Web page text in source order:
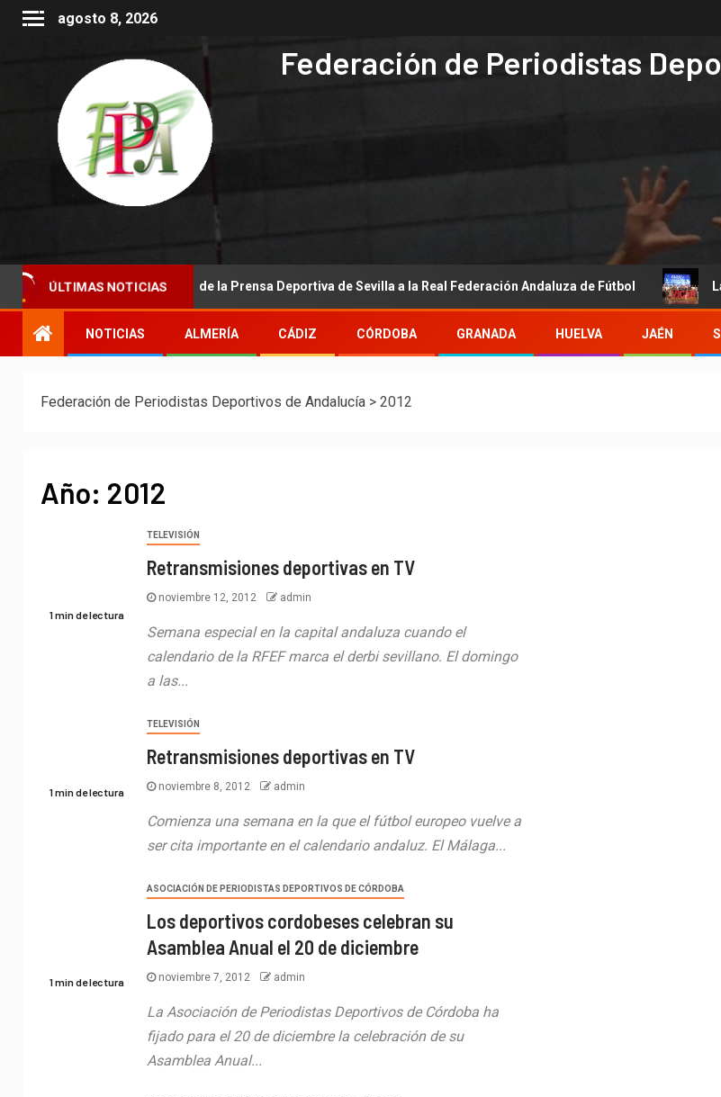
agosto 8, 2026
Federación de Periodistas
ÚLTIMAS NOTICIAS
de la Asociación de la Prensa Deportiva de Sevilla a la Real Federación Andaluza de Fútbol La
NOTICIAS ALMERÍA CÁDIZ CÓRDOBA GRANADA HUELVA JAÉN
Federación de Periodistas Deportivos de Andalucía > 2012
Año: 2012
1 min de lectura
TELEVISIÓN
Retransmisiones deportivas en TV
noviembre 12, 2012 admin
Semana especial en la capital andaluza cuando el
calendario de la RFEF marca el derbi sevillano. El domingo
a las...
1 min de lectura
TELEVISIÓN
Retransmisiones deportivas en TV
noviembre 8, 2012 admin
Comienza una semana en la que el fútbol europeo vuelve a
ser cita importante en el calendario andaluz. El Málaga...
1 min de lectura
ASOCIACIÓN DE PERIODISTAS DEPORTIVOS DE CÓRDOBA
Los deportivos cordobeses celebran su
Asamblea Anual el 20 de diciembre
noviembre 7, 2012 admin
La Asociación de Periodistas Deportivos de Córdoba ha
fijado para el 20 de diciembre la celebración de su
Asamblea Anual...